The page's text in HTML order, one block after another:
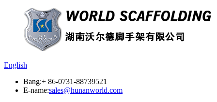
English
Bang:+ 86-0731-88739521
E-name:sales@hunanworld.com